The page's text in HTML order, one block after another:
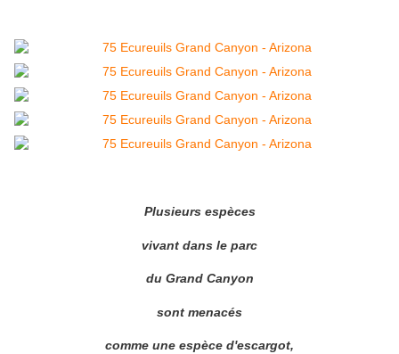
Plusieurs espèces
vivant dans le parc
du Grand Canyon
sont menacés
comme une espèce d'escargot,